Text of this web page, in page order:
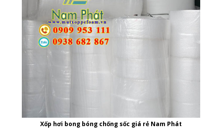
Xốp hơi bong bóng chống sốc giá rẻ Nam Phát